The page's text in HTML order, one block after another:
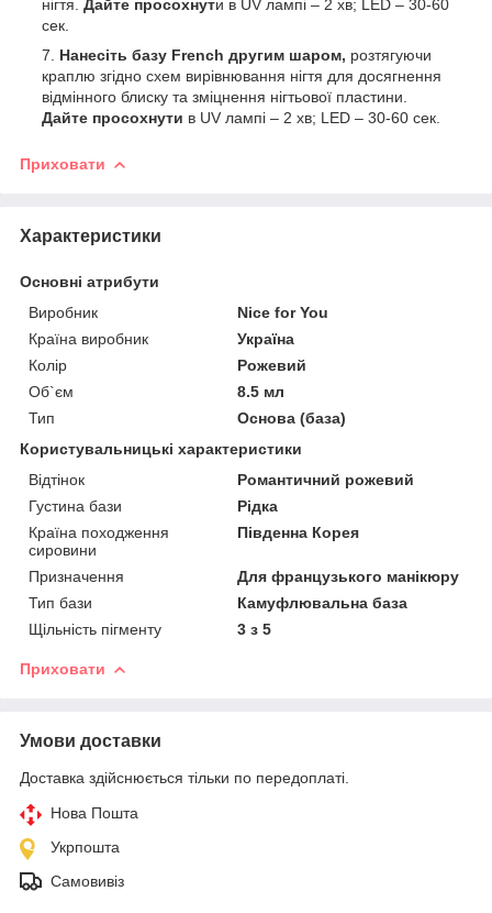
нігтя. Дайте просохнути в UV лампі – 2 хв; LED – 30-60
сек.
Нанесіть базу French другим шаром, розтягуючи
краплю згідно схем вирівнювання нігтя для досягнення
відмінного блиску та зміцнення нігтьової пластини.
Дайте просохнути в UV лампі – 2 хв; LED – 30-60 сек.
Приховати
Характеристики
Основні атрибути
Виробник
Nice for You
Країна виробник
Україна
Колір
Рожевий
Об`єм
8.5 мл
Тип
Основа (база)
Користувальницькі характеристики
Відтінок
Романтичний рожевий
Густина бази
Рідка
Країна походження
сировини
Південна Корея
Призначення
Для французького манікюру
Тип бази
Камуфлювальна база
Щільність пігменту
3 з 5
Приховати
Умови доставки
Доставка здійснюється тільки по передоплаті.
Нова Пошта
Укрпошта
Самовивіз